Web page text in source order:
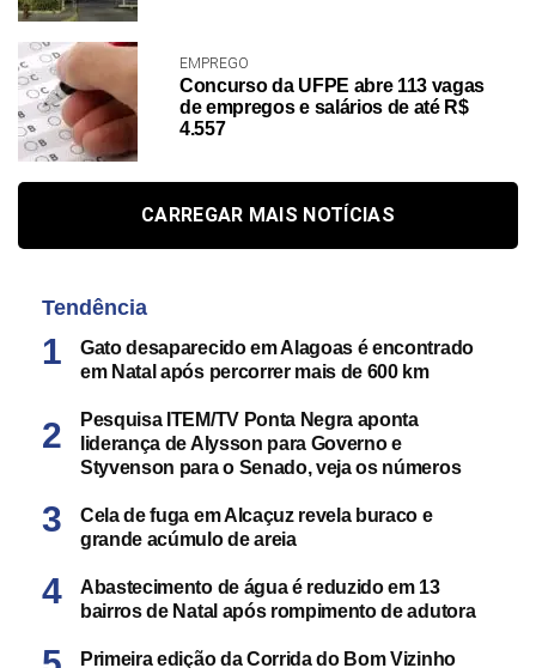
EMPREGO
Concurso da UFPE abre 113 vagas
de empregos e salários de até R$
4.557
CARREGAR MAIS NOTÍCIAS
Tendência
Gato desaparecido em Alagoas é encontrado
em Natal após percorrer mais de 600 km
Pesquisa ITEM/TV Ponta Negra aponta
liderança de Alysson para Governo e
Styvenson para o Senado, veja os números
Cela de fuga em Alcaçuz revela buraco e
grande acúmulo de areia
Abastecimento de água é reduzido em 13
bairros de Natal após rompimento de adutora
Primeira edição da Corrida do Bom Vizinho